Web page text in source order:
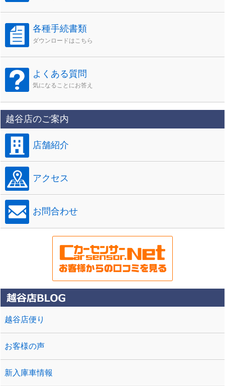
各種手続書類
ダウンロードはこちら
よくある質問
気になることにお答え
越谷店のご案内
店舗紹介
アクセス
お問合わせ
越谷店便り
お客様の声
新入庫車情報